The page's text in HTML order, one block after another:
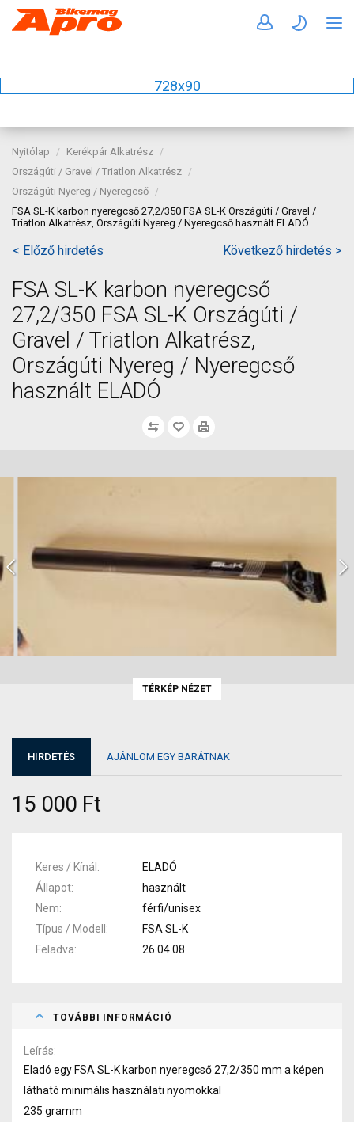
728x90
Nyitólap
Kerékpár Alkatrész
Országúti / Gravel / Triatlon Alkatrész
Országúti Nyereg / Nyeregcső
FSA SL-K karbon nyeregcső 27,2/350 FSA SL-K Országúti / Gravel /
Triatlon Alkatrész, Országúti Nyereg / Nyeregcső használt ELADÓ
< Előző hirdetés Következő hirdetés >
FSA SL-K karbon nyeregcső
27,2/350 FSA SL-K Országúti /
Gravel / Triatlon Alkatrész,
Országúti Nyereg / Nyeregcső
használt ELADÓ
TÉRKÉP NÉZET
HIRDETÉS AJÁNLOM EGY BARÁTNAK
15 000 Ft
Keres / Kínál
ELADÓ
Állapot
használt
Nem
férfi/unisex
Típus / Modell
FSA SL-K
Feladva
26.04.08
TOVÁBBI INFORMÁCIÓ
Leírás
Eladó egy FSA SL-K karbon nyeregcső 27,2/350 mm a képen
látható minimális használati nyomokkal
235 gramm